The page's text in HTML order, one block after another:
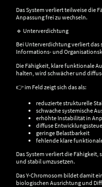
Das System verliert teilweise die
Anpassung frei zu wechseln.
🔹 Unterverdichtung
Bei Unterverdichtung verliert
Informations- und
Die Fähigkeit, klare funktionale
halten, wird schwächer und
👉 im Feld zeigt sich das als:
reduzierte strukturelle
schwache systemische
erhöhte Instabilität in
diffuse
geringe Belastbarkeit
fehlende klare
Das System verliert die
und stabil umzusetzen.
Das Y-Chromosom bildet damit
biologischen Ausrichtung und